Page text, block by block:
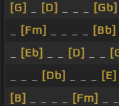
[G]
[D] [Gb]
[Fm] [Bb]
[Eb] [D]
[Db] [E]
[B]
[Fm]